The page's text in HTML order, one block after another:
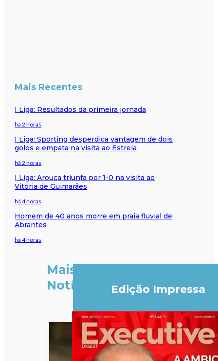
Mais Recentes
I Liga: Resultados da primeira jornada
há 2 horas
I Liga: Sporting desperdiça vantagem de dois
golos e empata na visita ao Estrela
há 2 horas
I Liga: Arouca triunfa por 1-0 na visita ao
Vitória de Guimarães
há 4 horas
Homem de 40 anos morre em praia fluvial de
Abrantes
há 4 horas
Mais
Notícias
Edição Impressa